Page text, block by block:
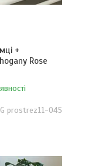
+
Rose
prostrez11-045